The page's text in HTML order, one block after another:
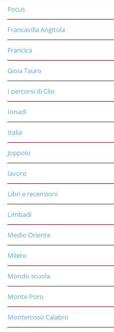
Focus
Francavilla Angitola
Francica
Gioia Tauro
I percorsi di Clio
Ionadi
Italia
Joppolo
lavoro
Libri e recensioni
Limbadi
Medio Oriente
Mileto
Mondo scuola
Monte Poro
Monterosso Calabro